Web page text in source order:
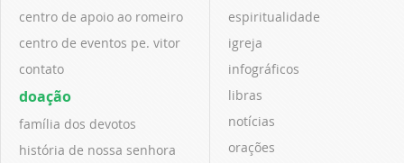
centro de apoio ao romeiro
centro de eventos pe. vitor
contato
doação
família dos devotos
história de nossa senhora
espiritualidade
igreja
infográficos
libras
notícias
orações